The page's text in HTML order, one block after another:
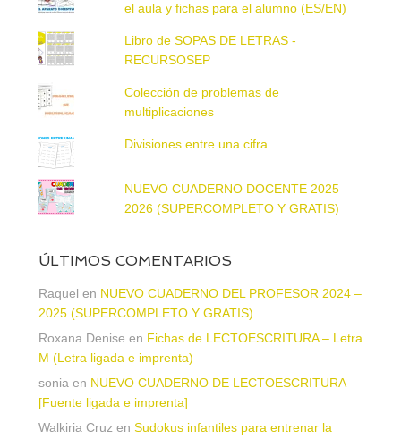
el aula y fichas para el alumno (ES/EN)
Libro de SOPAS DE LETRAS -
RECURSOSEP
Colección de problemas de
multiplicaciones
Divisiones entre una cifra
NUEVO CUADERNO DOCENTE 2025 –
2026 (SUPERCOMPLETO Y GRATIS)
ÚLTIMOS COMENTARIOS
Raquel en NUEVO CUADERNO DEL PROFESOR 2024 –
2025 (SUPERCOMPLETO Y GRATIS)
Roxana Denise en Fichas de LECTOESCRITURA – Letra
M (Letra ligada e imprenta)
sonia en NUEVO CUADERNO DE LECTOESCRITURA
[Fuente ligada e imprenta]
Walkiria Cruz en Sudokus infantiles para entrenar la